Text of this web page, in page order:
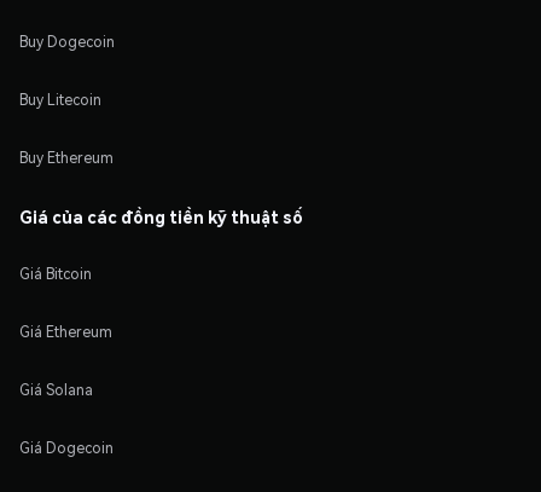
Buy Dogecoin
Buy Litecoin
Buy Ethereum
Giá của các đồng tiền kỹ thuật số
Giá Bitcoin
Giá Ethereum
Giá Solana
Giá Dogecoin